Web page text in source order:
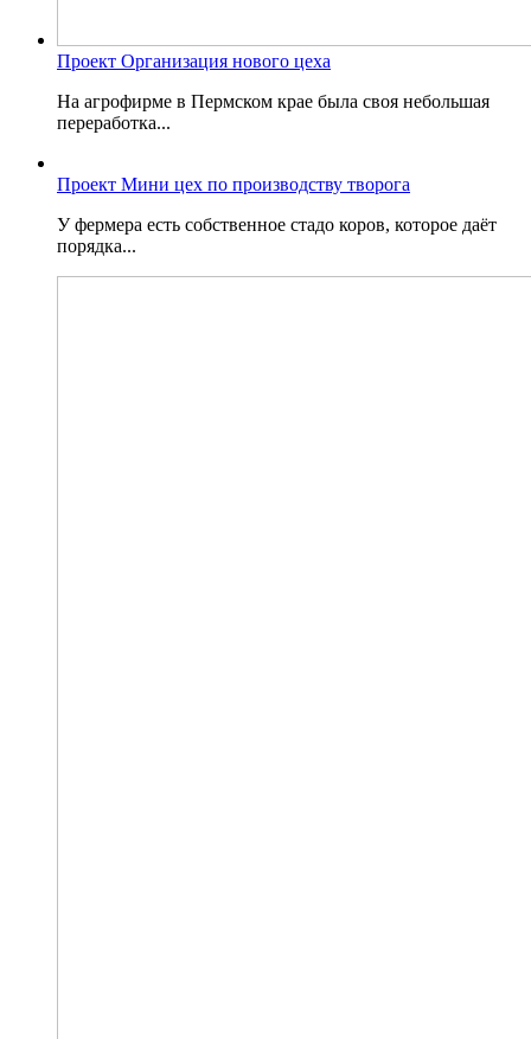
Проект Организация нового цеха
На агрофирме в Пермском крае была своя небольшая
переработка...
Проект Мини цех по производству творога
У фермера есть собственное стадо коров, которое даёт
порядка...